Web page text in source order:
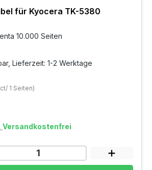
für Kyocera TK-5380
10.000 Seiten
Lieferzeit: 1-2 Werktage
1 Seiten)
Versandkostenfrei